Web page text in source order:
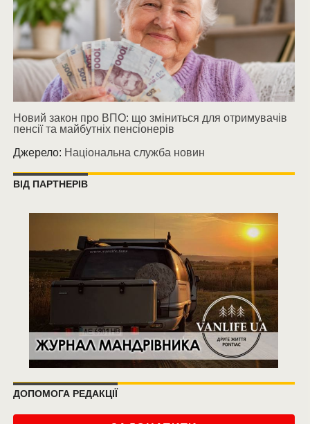
Новий закон про ВПО: що зміниться для отримувачів
пенсії та майбутніх пенсіонерів
Джерело: Національна служба новин
ВІД ПАРТНЕРІВ
ДОПОМОГА РЕДАКЦІЇ